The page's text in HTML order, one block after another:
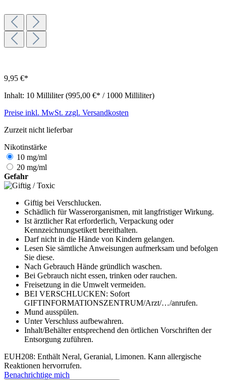
9,95 €*
Inhalt: 10 Milliliter(995,00 €* / 1000 Milliliter)
Preise inkl. MwSt. zzgl. Versandkosten
Zurzeit nicht lieferbar
Nikotinstärke
10 mg/ml
20 mg/ml
Gefahr
Giftig bei Verschlucken.
Schädlich für Wasserorganismen, mit langfristiger Wirkung.
Ist ärztlicher Rat erforderlich, Verpackung oder
Kennzeichnungsetikett bereithalten.
Darf nicht in die Hände von Kindern gelangen.
Lesen Sie sämtliche Anwei­sungen aufmerksam und befolgen
Sie diese.
Nach Gebrauch Hände gründlich waschen.
Bei Gebrauch nicht essen, trinken oder rauchen.
Freisetzung in die Umwelt vermeiden.
BEI VERSCHLUCKEN: Sofort
GIFTINFORMATIONSZENTRUM/Arzt/…/anrufen.
Mund ausspülen.
Unter Verschluss aufbewahren.
Inhalt/Behälter entsprechend den örtlichen Vorschriften der
Entsorgung zuführen.
EUH208: Enthält Neral, Geranial, Limonen. Kann allergische
Reaktionen hervorrufen.
Benachrichtige mich